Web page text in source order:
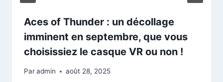
Aces of Thunder : un décollage
imminent en septembre, que vous
choisissiez le casque VR ou non !
Paradmin août 28, 2025